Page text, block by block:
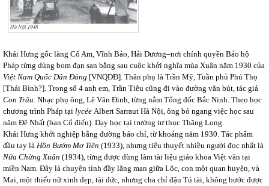
Khái Hưng gốc làng Cổ Am, Vĩnh Bảo, Hải Dương–nơi chính quyền Bảo hộ
Pháp từng dùng bom đạn san bằng sau cuộc khởi nghĩa mùa Xuân năm 1930 của
Việt Nam Quốc Dân Đảng [VNQDĐ]. Thân phụ là Trần Mỹ, Tuần phủ Phú Thọ
[Thái Bình?]. Trong số 4 anh em, Trần Tiêu cũng đi vào đường văn bút, tác giả
Con Trâu. Nhạc phụ ông, Lê Văn Đinh, từng nắm Tổng đốc Bắc Ninh. Theo học
chương trình Pháp tại lycée Albert Sarraut Hà Nội, ông bỏ ngang việc học sau
năm Đệ Nhất (ban Cổ điển). Dạy học tại trường tư thục Thăng Long.
Khái Hưng khởi nghiệp bằng đường báo chí, từ khoảng năm 1930. Tác phẩm
đầu tay là Hồn Bướm Mơ Tiên (1933), nhưng tiểu thuyết nhiều người đọc nhất là
Nửa Chừng Xuân (1934), từng được dùng làm tài liệu giáo khoa Việt văn tại
miền Nam. Đây là chuyện tình đầy lãng mạn giữa Lộc, con một quan huyện, và
Mai, một thiếu nữ xinh đẹp, tài đức, nhưng cha chỉ đậu Tú tài, không bước được